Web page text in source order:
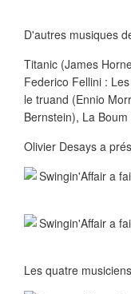
D'autres musiques
Titanic (James
Federico Fellini :
le truand (Ennio
Bernstein), La
Olivier Desays a
Les quatre